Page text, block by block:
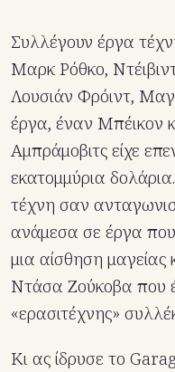
Συλλέγουν έργα
Mαρκ Ρόθκο,
Λουσιάν Φρόιντ,
έργα, έναν Μπέικον
Αμπράμοβιτς είχε
εκατομμύρια
τέχνη σαν
ανάμεσα σε έργα που
μια αίσθηση μαγείας
Ντάσα Ζούκοβα που
«ερασιτέχνης»
Κι ας ίδρυσε το